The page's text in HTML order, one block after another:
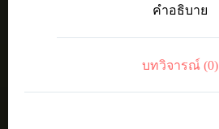
2
คำอธิบาย
บทวิจารณ์ (0)